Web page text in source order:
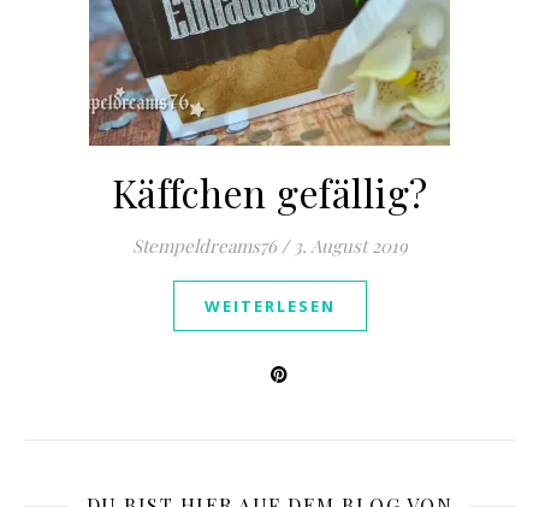
Käffchen gefällig?
Stempeldreams76 / 3. August 2019
WEITERLESEN